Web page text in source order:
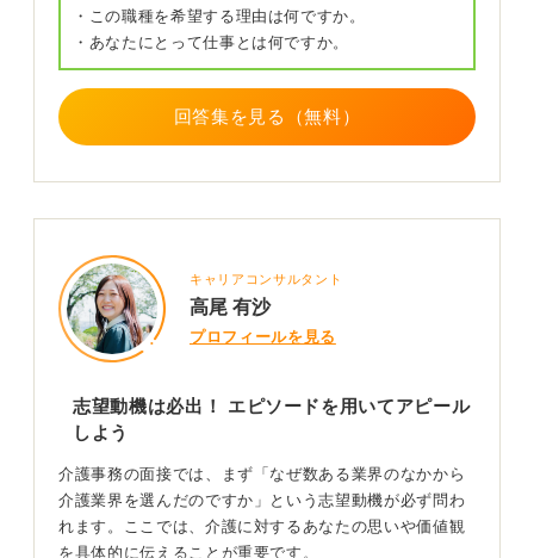
・この職種を希望する理由は何ですか。
・あなたにとって仕事とは何ですか。
回答集を見る（無料）
キャリアコンサルタント
高尾 有沙
プロフィールを見る
志望動機は必出！ エピソードを用いてアピール
しよう
介護事務の面接では、まず「なぜ数ある業界のなかから
介護業界を選んだのですか」という志望動機が必ず問わ
れます。ここでは、介護に対するあなたの思いや価値観
を具体的に伝えることが重要です。